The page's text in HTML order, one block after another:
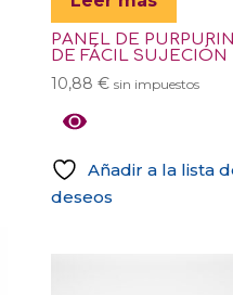
PANEL DE
DE FÁCIL SUJECIÓN
10,88 € sin impuestos
Añadir a la lista
deseos